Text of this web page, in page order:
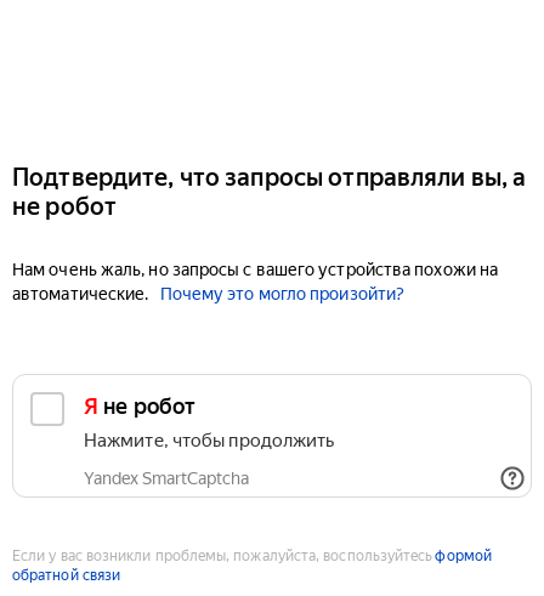
Подтвердите, что запросы отправляли вы, а
не робот
Нам очень жаль, но запросы с вашего устройства похожи на
автоматические.
Почему это могло произойти?
Я не робот
Нажмите, чтобы продолжить
Yandex SmartCaptcha
Если у вас возникли проблемы, пожалуйста, воспользуйтесьформой
обратной связи